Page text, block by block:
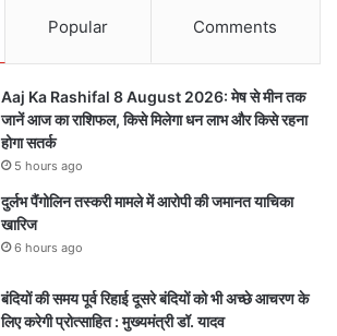
Popular Comments
Aaj Ka Rashifal 8 August 2026: मेष से मीन तक
जानें आज का राशिफल, किसे मिलेगा धन लाभ और किसे रहना
होगा सतर्क
5 hours ago
दुर्लभ पैंगोलिन तस्करी मामले में आरोपी की जमानत याचिका
खारिज
6 hours ago
बंदियों की समय पूर्व रिहाई दूसरे बंदियों को भी अच्छे आचरण के
लिए करेगी प्रोत्साहित : मुख्यमंत्री डॉ. यादव